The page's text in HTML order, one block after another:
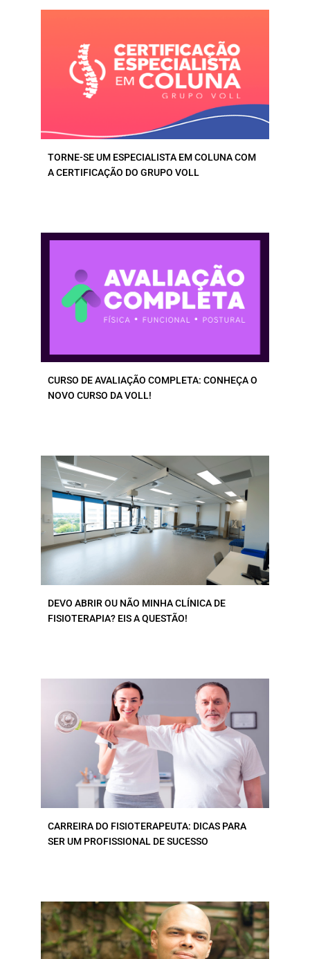
TORNE-SE UM ESPECIALISTA EM COLUNA COM
A CERTIFICAÇÃO DO GRUPO VOLL
CURSO DE AVALIAÇÃO COMPLETA: CONHEÇA O
NOVO CURSO DA VOLL!
DEVO ABRIR OU NÃO MINHA CLÍNICA DE
FISIOTERAPIA? EIS A QUESTÃO!
CARREIRA DO FISIOTERAPEUTA: DICAS PARA
SER UM PROFISSIONAL DE SUCESSO